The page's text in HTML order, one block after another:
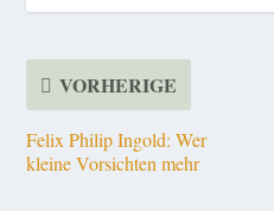
VORHERIGE
Felix Philip Ingold: Wer
kleine Vorsichten mehr